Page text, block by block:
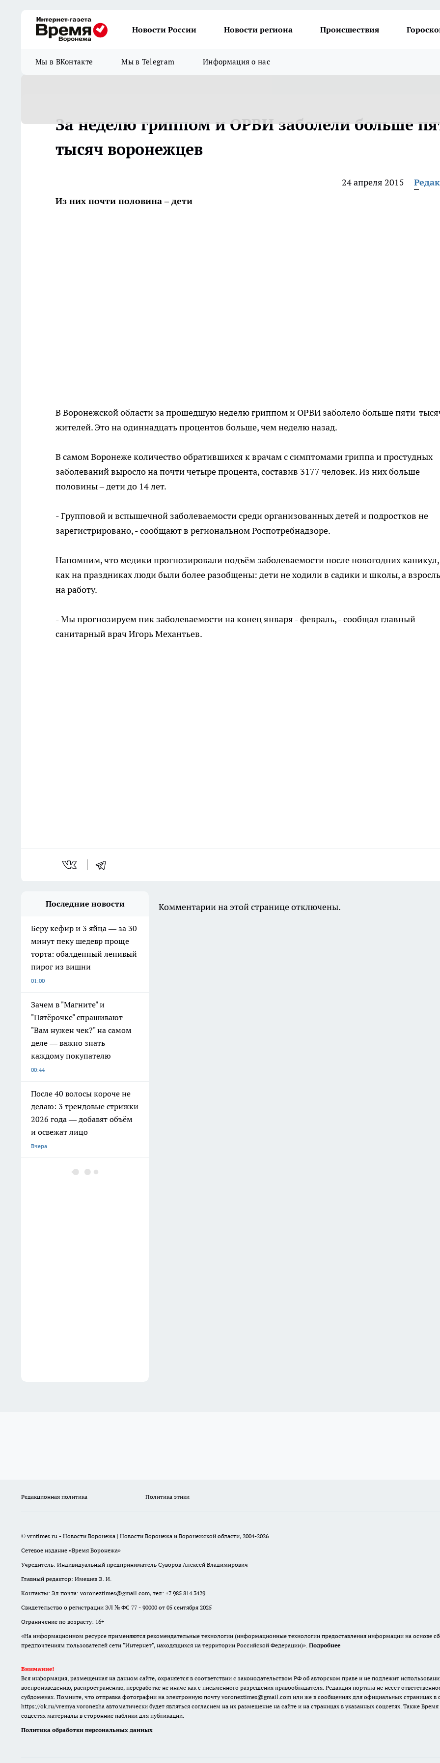
Новости России Новости региона Происшествия
Мы в ВКонтакте Мы в Telegram Информация о нас
За неделю гриппом и ОРВИ заболели больше
тысяч воронежцев
24 апреля 2015
Из них почти половина – дети
В Воронежской области за прошедшую неделю гриппом и ОРВИ заболело больше пяти
жителей. Это на одиннадцать процентов больше, чем неделю назад.
В самом Воронеже количество обратившихся к врачам с симптомами гриппа и простудных
заболеваний выросло на почти четыре процента, составив 3177 человек. Из них больше
половины – дети до 14 лет.
- Групповой и вспышечной заболеваемости среди организованных детей и подростков не
зарегистрировано, - сообщают в региональном Роспотребнадзоре.
Напомним, что медики прогнозировали подъём заболеваемости после новогодних каникул,
как на праздниках люди были более разобщены: дети не ходили в садики и школы, а
на работу.
- Мы прогнозируем пик заболеваемости на конец января - февраль, - сообщал главный
санитарный врач Игорь Механтьев.
Последние новости
Беру кефир и 3 яйца — за 30
минут пеку шедевр проще
торта: обалденный ленивый
пирог из вишни
01:00
Зачем в "Магните" и
"Пятёрочке" спрашивают
"Вам нужен чек?" на самом
деле — важно знать
каждому покупателю
00:44
После 40 волосы короче не
делаю: 3 трендовые стрижки
2026 года — добавят объём
и освежат лицо
Вчера
Батон больше не покупаем,
Комментарии на этой странице отключены.
Редакционная политика Политика этики
© vrntimes.ru - Новости Воронежа | Новости Воронежа и Воронежской области, 2004-2026
Сетевое издание «Время Воронежа»
Учредитель: Индивидуальный предприниматель Суворов Алексей Владимирович
Главный редактор: Имешев Э. И.
Контакты: Эл.почта: voroneztimes@gmail.com, тел: +7 985 814 3429
Свидетельство о регистрации ЭЛ № ФС 77 - 90000 от 05 сентября 2025
Ограничение по возрасту: 16+
«На информационном ресурсе применяются рекомендательные технологии (информационные технологии предоставления информации на основе
предпочтениям пользователей сети "Интернет", находящихся на территории Российской Федерации)». Подробнее
Внимание!
Вся информация, размещенная на данном сайте, охраняется в соответствии с законодательством РФ об авторском праве и не подлежит
воспроизведению, распространению, переработке не иначе как с письменного разрешения правообладателя. Редакция портала не несет
субдоменах. Помните, что отправка фотографии на электронную почту voroneztimes@gmail.com или же в сообщениях для официальных страницах в
https://ok.ru/vremya.voronezha автоматически будет являться согласием на их размещение на сайте и на страницах в указанных соцсетях. Также
соцсетях материалы в сторонние паблики для публикации.
Политика обработки персональных данных